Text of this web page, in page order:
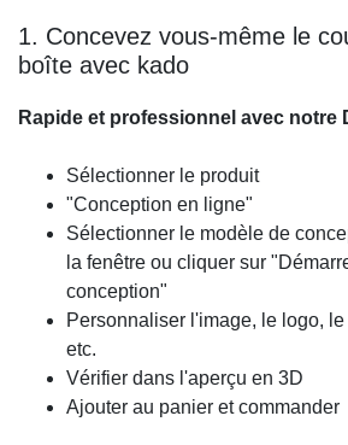
1. Concevez vous-même le
boîte avec kado
Rapide et professionnel avec notre
Sélectionner le produit
"Conception en ligne"
Sélectionner le modèle de
la fenêtre ou cliquer sur
conception"
Personnaliser l'image, le logo,
etc.
Vérifier dans l'aperçu en 3D
Ajouter au panier et commander